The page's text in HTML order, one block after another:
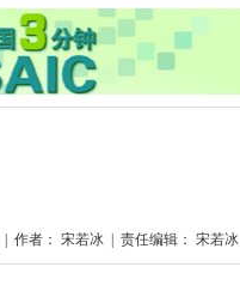
| 作者： 宋若冰 | 责任编辑： 宋若冰